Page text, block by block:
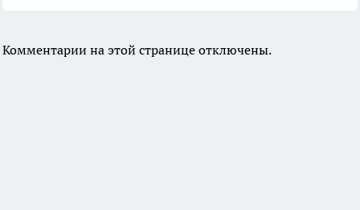
Комментарии на этой странице отключены.